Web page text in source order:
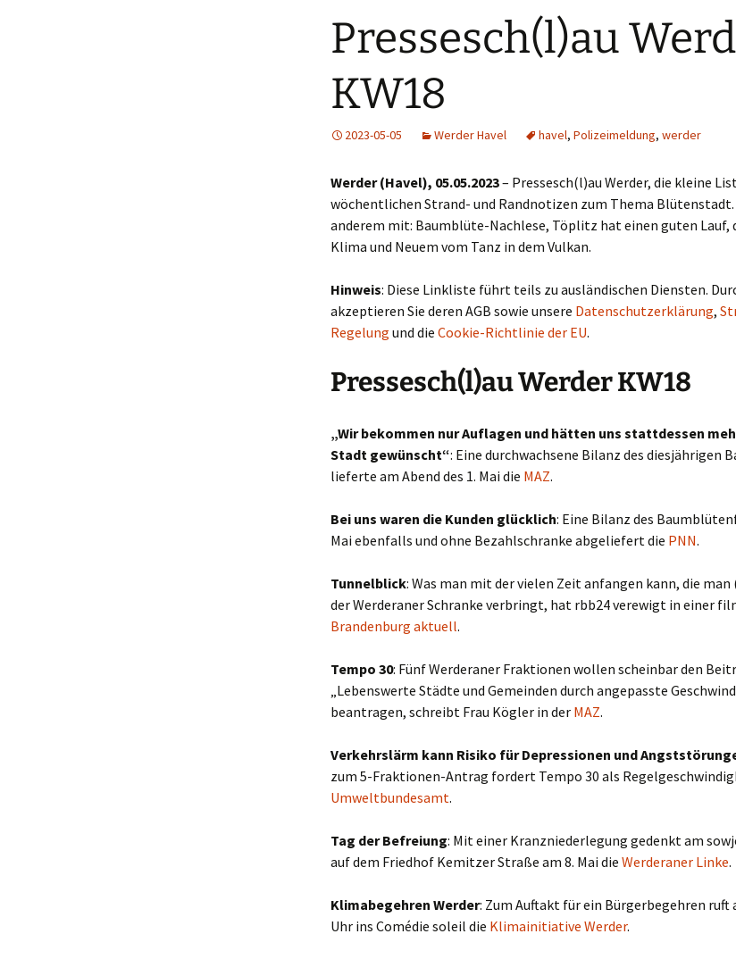
Pressesch(l)au
KW18
2023-05-05 Werder Havel havel, Polizeimeldung, werder
Werder (Havel), 05.05.2023– Pressesch(l)au Werder, die kleine
wöchentlichen Strand- und Randnotizen zum Thema Blütenstadt.
anderem mit: Baumblüte-Nachlese, Töplitz hat einen guten Lauf,
Klima und Neuem vom Tanz in dem Vulkan.
Hinweis: Diese Linkliste führt teils zu ausländischen Diensten.
akzeptieren Sie deren AGB sowie unsere Datenschutzerklärung,
Regelung und die Cookie-Richtlinie der EU.
Pressesch(l)au Werder KW18
„Wir bekommen nur Auflagen und hätten uns stattdessen
Stadt gewünscht“: Eine durchwachsene Bilanz des diesjährigen
lieferte am Abend des 1. Mai die MAZ.
Bei uns waren die Kunden glücklich: Eine Bilanz des
Mai ebenfalls und ohne Bezahlschranke abgeliefert die PNN.
Tunnelblick: Was man mit der vielen Zeit anfangen kann, die
der Werderaner Schranke verbringt, hat rbb24 verewigt in einer
Brandenburg aktuell.
Tempo 30: Fünf Werderaner Fraktionen wollen scheinbar den
„Lebenswerte Städte und Gemeinden durch angepasste
beantragen, schreibt Frau Kögler in der MAZ.
Verkehrslärm kann Risiko für Depressionen und
zum 5-Fraktionen-Antrag fordert Tempo 30 als
Umweltbundesamt.
Tag der Befreiung: Mit einer Kranzniederlegung gedenkt am
auf dem Friedhof Kemitzer Straße am 8. Mai die Werderaner Linke.
Klimabegehren Werder: Zum Auftakt für ein Bürgerbegehren ruft
Uhr ins Comédie soleil die Klimainitiative Werder.